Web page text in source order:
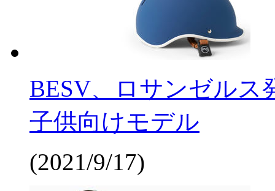
BESV、ロサンゼルス
子供向けモデル
(2021/9/17)